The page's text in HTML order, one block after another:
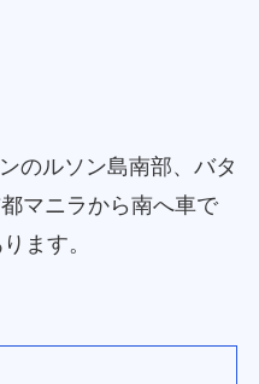
のルソン島南部、バタ
マニラから南へ車で
ます。